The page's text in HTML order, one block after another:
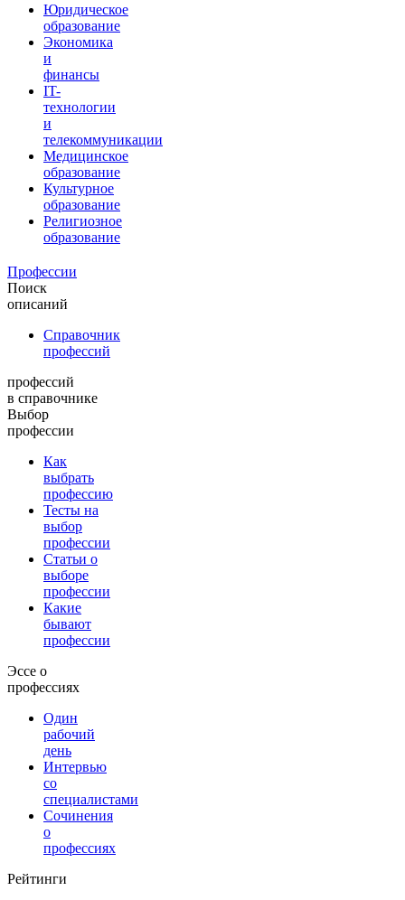
Юридическое
образование
Экономика
и
финансы
IT-
технологии
и
телекоммуникации
Медицинское
образование
Культурное
образование
Религиозное
образование
Профессии
Поиск
описаний
Справочник
профессий
профессий
в справочнике
Выбор
профессии
Как
выбрать
профессию
Тесты на
выбор
профессии
Статьи о
выборе
профессии
Какие
бывают
профессии
Эссе о
профессиях
Один
рабочий
день
Интервью
со
специалистами
Сочинения
о
профессиях
Рейтинги